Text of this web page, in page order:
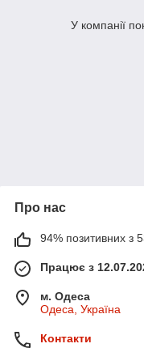
У компанії
Про нас
94% позитивних з
Працює з
м. Одеса
Одеса, Україна
Контакти